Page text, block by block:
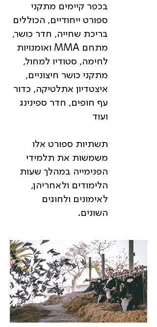
בכפר קיימים מתקני
ספורט ייחודיים, הכוללים
בריכת שחייה, חדר כושר,
מתחם MMA ואומנויות
לחימה, סטודיו למחול,
מתקני כושר חיצוניים,
איצטדיון אתלטיקה, כדור
עף חופים, חדר ספינינג
ועוד
תשתיות ספורט אלו
משמשות את תלמידי
הפנימייה במהלך שעות
הלימודים ולאחריהן,
לאימונים ולחוגים
השונים.